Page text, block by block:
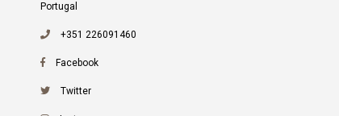
Portugal
+351 226091460
Facebook
Twitter